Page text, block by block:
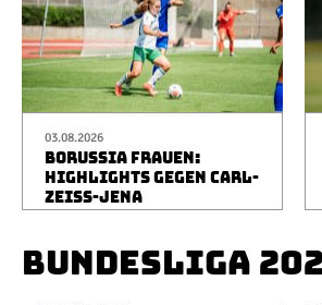
03.08.2026
BORUSSIA FRAUEN:
HIGHLIGHTS GEGEN CARL-
ZEISS-JENA
BUNDESLIGA